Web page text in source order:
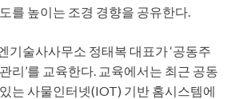
를 높이는 조경 경향을 공유한다.
기술사사무소 정태복 대표가 ‘공동주
리’를 교육한다. 교육에서는 최근 공동
는 사물인터넷(IOT) 기반 홈시스템에